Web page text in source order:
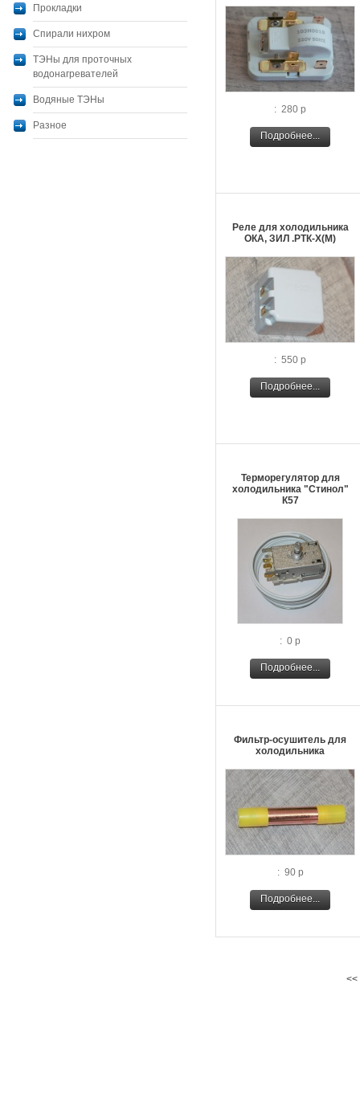
Прокладки
Спирали нихром
ТЭНы для проточных
водонагревателей
Водяные ТЭНы
Разное
: 280 р
Подробнее...
Реле для холодильника
ОКА, ЗИЛ .РТК-Х(М)
: 550 р
Подробнее...
Терморегулятор для
холодильника "Стинол"
К57
: 0 р
Подробнее...
Фильтр-осушитель для
холодильника
: 90 р
Подробнее...
<<